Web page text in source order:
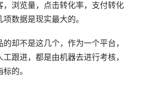
，浏览量，点击转化率，支付转化
数据是现实最大的。
却不是这几个，作为一个平台，
跟进，都是由机器去进行考核，
的。